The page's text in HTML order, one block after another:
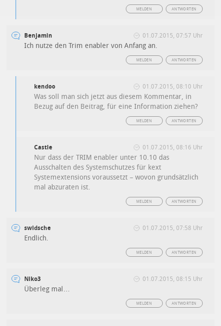
ANTWORTEN
MELDEN
Benjamin 01.07.2015, 07:57 Uhr
Ich nutze den Trim enabler von Anfang an.
ANTWORTEN
MELDEN
kendoo 01.07.2015, 08:10 Uhr
Was soll man sich jetzt aus diesem Kommentar, in
Bezug auf den Beitrag, für eine Information ziehen?
ANTWORTEN
MELDEN
Castle 01.07.2015, 08:16 Uhr
Nur dass der TRIM enabler unter 10.10 das
Ausschalten des Systemschutzes für kext
Systemextensions voraussetzt – wovon grundsätzlich
mal abzuraten ist.
ANTWORTEN
MELDEN
swidsche 01.07.2015, 07:58 Uhr
Endlich.
ANTWORTEN
MELDEN
Niko3 01.07.2015, 08:15 Uhr
Überleg mal…
ANTWORTEN
MELDEN